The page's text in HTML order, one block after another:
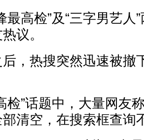
最高检”及“三字男艺人
议。
，热搜突然迅速被撤
检”话题中，大量网友
清空，在搜索框查询